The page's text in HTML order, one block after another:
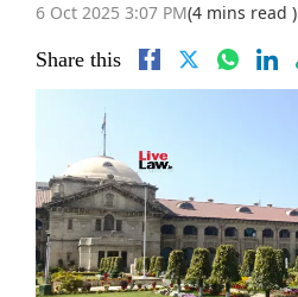
6 Oct 2025 3:07 PM(4 mins read )
Share this